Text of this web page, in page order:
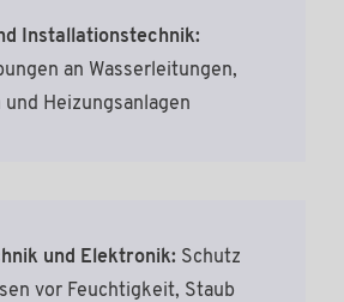
Installationstechnik:
an Wasserleitungen,
Heizungsanlagen
und Elektronik: Schutz
vor Feuchtigkeit, Staub